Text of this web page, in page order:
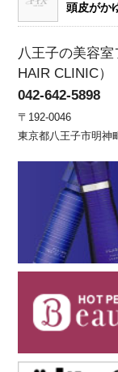
頭皮がか
八王子の美容
HAIR CLINIC）
042-642-5898
〒192-0046
東京都八王子市明神